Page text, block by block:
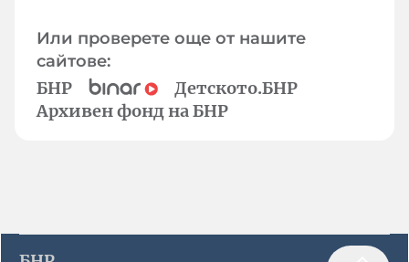
Или проверете още от нашите
сайтове:
БНР
Детското.БНР
Архивен фонд на БНР